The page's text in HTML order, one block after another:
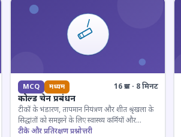
MCQ मध्यम 16 प्रश्न · 8 मिनट
कोल्ड चेन प्रबंधन
टीकों के भंडारण, तापमान नियंत्रण और शीत श्रृंखला के
सिद्धांतों को समझने के लिए स्वास्थ्य कर्मियों और
परीक्षार्थियों के लिए महत्वपूर्ण।
टीके और प्रतिरक्षण प्रश्नोत्तरी